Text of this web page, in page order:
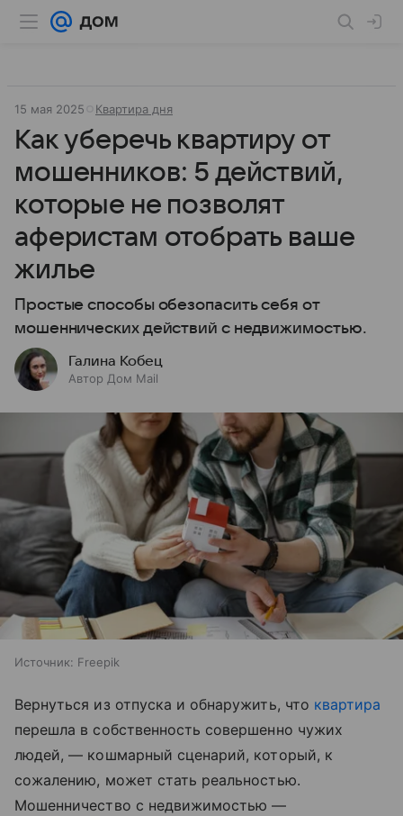
15 мая 2025 Квартира дня
Как уберечь квартиру от
мошенников: 5 действий,
которые не позволят
аферистам отобрать ваше
жилье
Простые способы обезопасить себя от
мошеннических действий с недвижимостью.
Галина Кобец
Автор Дом Mail
Источник: Freepik
Вернуться из отпуска и обнаружить, что квартира
перешла в собственность совершенно чужих
людей, — кошмарный сценарий, который, к
сожалению, может стать реальностью.
Мошенничество с недвижимостью —